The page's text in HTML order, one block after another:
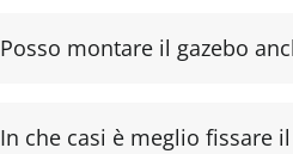
Posso montare il gazebo
In che casi è meglio fissare